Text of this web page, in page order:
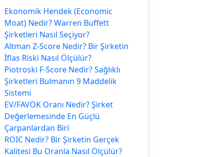
Ekonomik Hendek (Economic
Moat) Nedir? Warren Buffett
Şirketleri Nasıl Seçiyor?
Altman Z-Score Nedir? Bir Şirketin
İflas Riski Nasıl Ölçülür?
Piotroski F-Score Nedir? Sağlıklı
Şirketleri Bulmanın 9 Maddelik
Sistemi
EV/FAVÖK Oranı Nedir? Şirket
Değerlemesinde En Güçlü
Çarpanlardan Biri
ROIC Nedir? Bir Şirketin Gerçek
Kalitesi Bu Oranla Nasıl Ölçülür?